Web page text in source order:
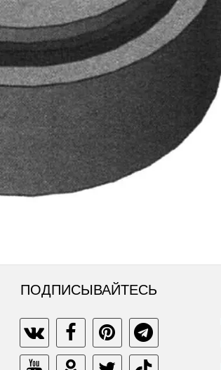
ПОДПИСЫВАЙТЕСЬ